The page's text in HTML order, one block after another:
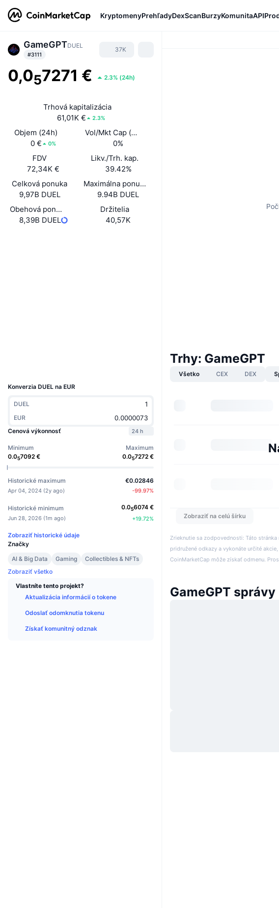
KryptomenyPrehľadyDexScanBurzyKomunitaAPI
GameGPTDUEL
#3111
37K
0,057271 € 2.3% (24h)
Trhová kapitalizácia
61,01K €
2.3%
Objem (24h)
0 €
0%
Vol/Mkt Cap (24h)
0%
FDV
72,34K €
Likv./Trh. kap.
39.42%
Celková ponuka
9,97B DUEL
Maximálna ponuka
9.94B DUEL
Obehová ponuka
8,39B DUEL
Držitelia
40,57K
Konverzia DUEL na EUR
DUEL
EUR
Cenová výkonnosť
24 h
Minimum
0.057092 €
Maximum
0.057272 €
Historické maximum
Apr 04, 2024 (2y ago)
€0.02846
-99.97%
Historické minimum
Jun 28, 2026 (1m ago)
0.056074 €
+19.72%
Zobraziť historické údaje
Značky
AI & Big Data
Gaming
Collectibles & NFTs
Zobraziť všetko
Vlastníte tento projekt?
Aktualizácia informácií o tokene
Odoslať odomknutia tokenu
Získať komunitný odznak
Trhy: GameGPT
Všetko CEX DEX
Zobraziť na celú šírku
Zrieknutie sa zodpovednosti: Táto
pridružené odkazy a vykonáte určité
CoinMarketCap môže získať odmenu.
GameGPT správy